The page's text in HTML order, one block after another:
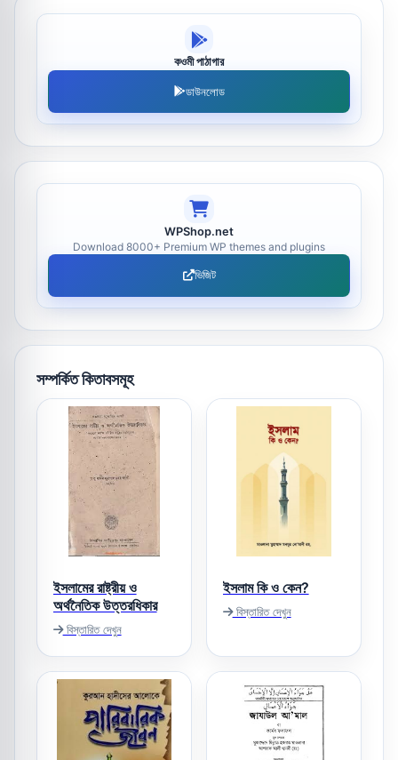
কওমী পাঠাগার
ডাউনলোড
WPShop.net
Download 8000+ Premium WP themes and plugins
ভিজিট
সম্পর্কিত কিতাবসমূহ
ইসলামের রাষ্ট্রীয় ও
অর্থনৈতিক উত্তরধিকার
বিস্তারিত দেখুন
ইসলাম কি ও কেন?
বিস্তারিত দেখুন